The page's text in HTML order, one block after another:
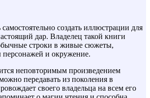
создать иллюстрации для
дар. Владелец такой книги
строки в живые сюжеты,
и окружение.
неповторимым произведением
передавать из поколения в
своего владельца на всем его